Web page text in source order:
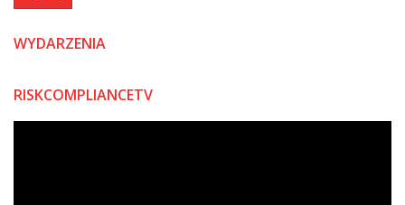
WYDARZENIA
RISKCOMPLIANCETV